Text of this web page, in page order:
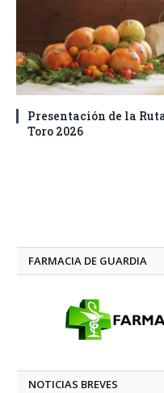
Presentación de la
Toro 2026
FARMACIA DE GUARDIA
NOTICIAS BREVES